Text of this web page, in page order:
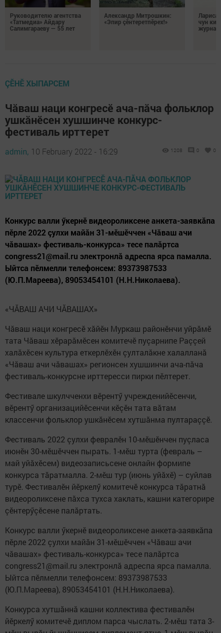
Руководителю агентства
«Татмедиа» Айдару
Салимгараеву — 55 лет
Александр Митрошкин:
«Эпир çӗнтеретпӗрех!»
Лариса
чун
ÇӖНӖ ХЫПАРСЕМ
Чăваш наци конгресӗ ача-пăча фольклор
ушкăнӗсен хушшинче конкурс-
фестиваль ирттерет
admin, 10 February 2022 - 16:29 1208 0 0
Конкурс валли ӳкернӗ видеороликсене анкета-заявкăпа
пӗрле 2022 çулхи майăн 31-мӗшӗччен «Чăваш ачи
чăвашах» фестиваль-конкурса» тесе палăртса
congress21@mail.ru электронлă адреспа ярса памалла.
Ыйтса пӗлмелли телефонсем: 89373987533
(Ю.П.Мареева), 89053454101 (Н.Н.Николаева).
«ЧĂВАШ АЧИ ЧĂВАШАХ»
Чăваш наци конгресӗ хăйӗн Муркаш районӗнчи уйрăмӗ
тата Чăваш хӗрарăмӗсен комитечӗ пуçарнипе Раççей
халăхӗсен культура еткерлӗхӗн çулталăкне халалланă
«Чăваш ачи чăвашах» регионсен хушшинчи ача-пăча
фестиваль-конкурсне ирттересси пирки пӗлтерет.
Фестивале шкулчченхи вӗрентӳ учрежденийӗсенчи,
вӗрентӳ организацийӗсенчи кӗçӗн тата вăтам
классенчи фольклор ушкăнӗсем хутшăнма пултараççӗ.
Фестиваль 2022 çулхи февралӗн 10-мӗшӗнчен пуçласа
июнӗн 30-мӗшӗччен пырать. 1-мӗш турта (февраль –
май уйăхӗсем) видеозаписьсене онлайн формипе
конкурса тăратмалла. 2-мӗш тур (июнь уйăхӗ) – суйлав
турӗ. Фестивалӗн йӗркелӳ комитечӗ конкурса тăратнă
видеороликсене пăхса тухса хаклать, кашни категорире
çӗнтерӳçӗсене палăртать.
Конкурс валли ӳкернӗ видеороликсене анкета-заявкăпа
пӗрле 2022 çулхи майăн 31-мӗшӗччен «Чăваш ачи
чăвашах» фестиваль-конкурса» тесе палăртса
congress21@mail.ru электронлă адреспа ярса памалла.
Ыйтса пӗлмелли телефонсем: 89373987533
(Ю.П.Мареева), 89053454101 (Н.Н.Николаева).
Конкурса хутшăннă кашни коллектива фестивалӗн
йӗркелӳ комитечӗ диплом парса чыслать. 2-мӗш тата 3-